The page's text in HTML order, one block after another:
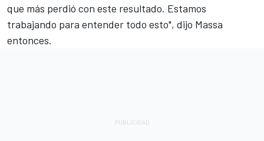
que más perdió con este resultado. Estamos
trabajando para entender todo esto", dijo Massa
entonces.